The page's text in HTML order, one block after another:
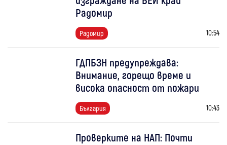
Радомир
Радомир 10:54
ГДПБЗН предупреждава:
Внимание, горещо време и
висока опасност от пожари
България 10:43
Проверките на НАП: Почти